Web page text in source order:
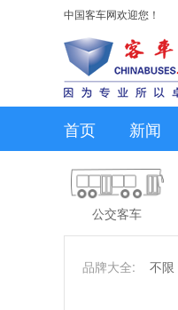
中国客车网欢迎您！
首页 新闻
公交客车
品牌大全: 不限